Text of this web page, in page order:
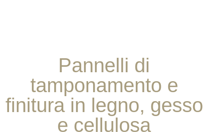
Pannelli di
tamponamento e
finitura in legno, gesso
e cellulosa